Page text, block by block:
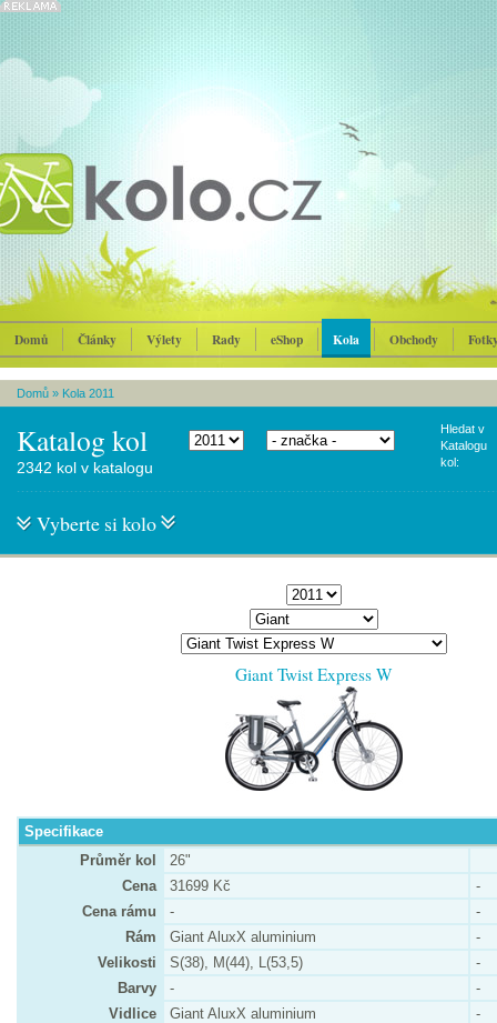
Domů Články Výlety Rady eShop Kola Obchody
Domů » Kola 2011
Katalog kol
Hledat v
Katalogu
kol:
2342 kol v katalogu
Vyberte si kolo
Giant Twist Express W
Specifikace
Průměr kol
26"
Cena
31699 Kč
-
Cena rámu
-
-
Rám
Giant AluxX aluminium
-
Velikosti
S(38), M(44), L(53,5)
-
Barvy
-
-
Vidlice
Giant AluxX aluminium
-